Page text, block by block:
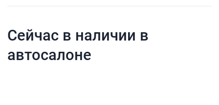
Сейчас в наличии в
автосалоне